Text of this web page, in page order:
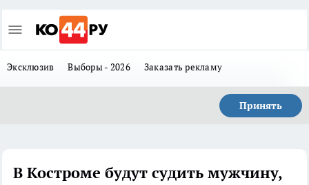
Эксклюзив Выборы - 2026 Заказать рекламу
Принять
В Костроме будут судить мужчину,